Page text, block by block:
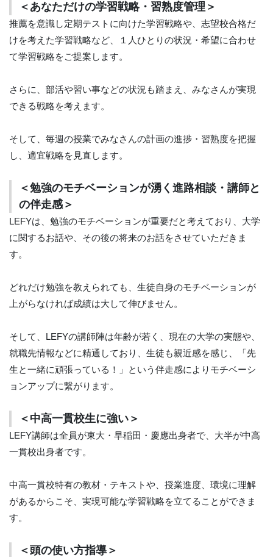
＜あなただけの学習戦略・習熟度管理＞
推薦を意識し定期テストに向けた学習戦略や、志望校合格だ
けを考えた学習戦略など、１人ひとりの状況・希望に合わせ
て学習戦略をご提案します。
さらに、部活や習い事などの状況も踏まえ、みなさんが実現
できる戦略を考えます。
そして、毎週の授業でみなさんの計画の進捗・習熟度を把握
し、適宜戦略を見直します。
＜勉強のモチベーションが湧く進路相談・講師と
の伴走感＞
LEFYは、勉強のモチベーションが重要だと考えており、大学
に関するお話や、その後の将来のお話をさせていただきま
す。
どれだけ勉強を教えられても、生徒自身のモチベーションが
上がらなければ成績は大して伸びません。
そして、LEFYの講師陣は年齢が若く、現在の大学の実態や、
就職先情報などに精通しており、生徒も親近感を感じ、「先
生と一緒に頑張っている！」という伴走感によりモチベーシ
ョンアップに繋がります。
＜中高一貫校生に強い＞
LEFY講師は全員が東大・早稲田・慶應出身者で、大半が中高
一貫校出身者です。
中高一貫校特有の教材・テキストや、授業進度、環境に理解
があるからこそ、実現可能な学習戦略を立てることができま
す。
＜頭の使い方指導＞